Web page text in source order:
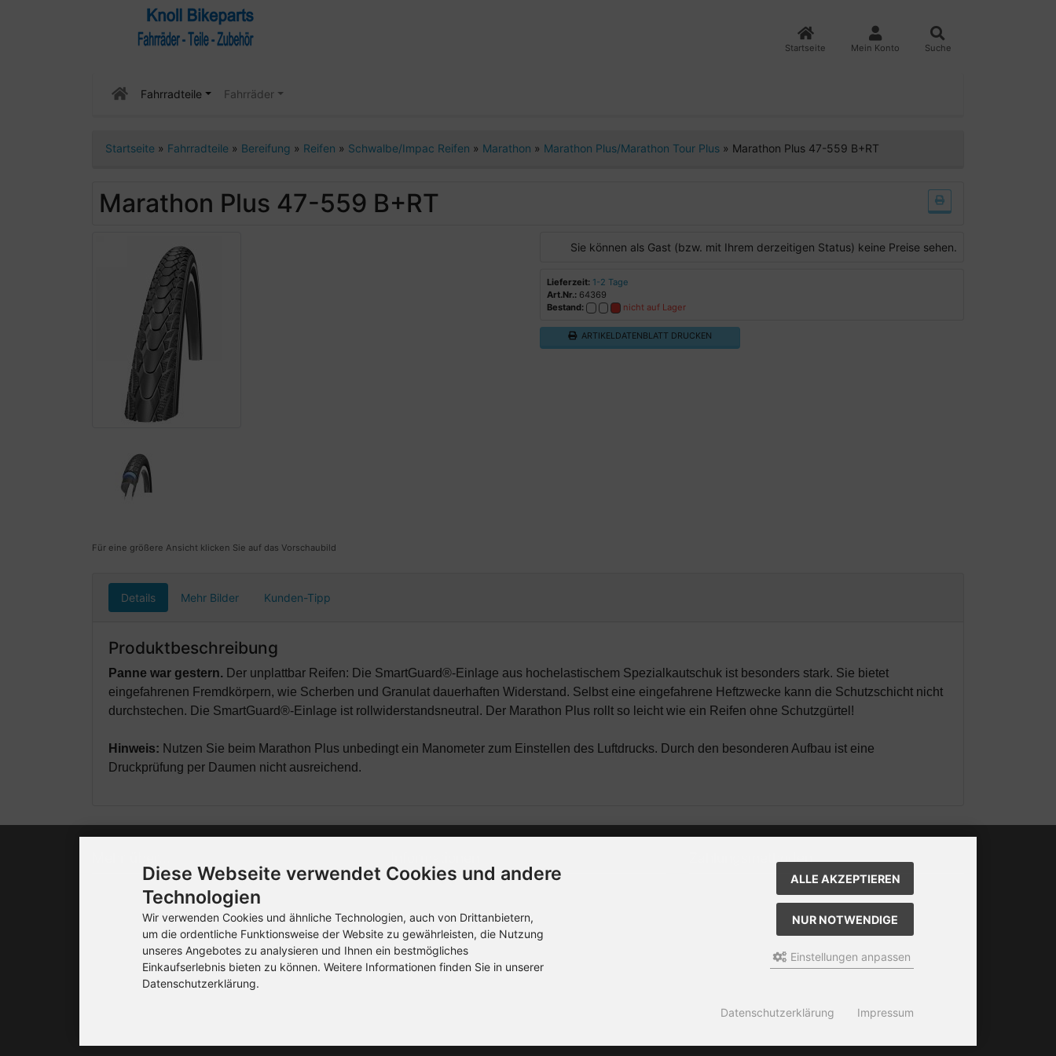
Startseite Mein Konto Suche
Fahrradteile Fahrräder
Startseite » Fahrradteile » Bereifung » Reifen » Schwalbe/Impac Reifen » Marathon » Marathon Plus/Marathon Tour Plus » Marathon Plus 47-559 B+RT
Marathon Plus 47-559 B+RT
Für eine größere Ansicht klicken Sie auf das Vorschaubild
Sie können als Gast (bzw. mit Ihrem derzeitigen Status) keine Preise sehen.
Lieferzeit: 1-2 Tage
Art.Nr.: 64369
Bestand:
nicht auf Lager
ARTIKELDATENBLATT DRUCKEN
Details Mehr Bilder Kunden-Tipp
Produktbeschreibung
Panne war gestern. Der unplattbar Reifen: Die SmartGuard®-Einlage aus hochelastischem Spezialkautschuk ist besonders stark. Sie bietet
eingefahrenen Fremdkörpern, wie Scherben und Granulat dauerhaften Widerstand. Selbst eine eingefahrene Heftzwecke kann die Schutzschicht nicht
durchstechen. Die SmartGuard®-Einlage ist rollwiderstandsneutral. Der Marathon Plus rollt so leicht wie ein Reifen ohne Schutzgürtel!
Hinweis: Nutzen Sie beim Marathon Plus unbedingt ein Manometer zum Einstellen des Luftdrucks. Durch den besonderen Aufbau ist eine
Druckprüfung per Daumen nicht ausreichend.
Liefer- und Versandkosten
Datenschutzerklärung
Unsere AGB's
Impressum
Sitemap
Über uns
Zahlungsmethoden
Die Box kann unter bootstrap4/boxes/box_miscellaneous.html
Datei bootstrap4/lang/german/lang_german.custom.
Diese Webseite verwendet Cookies und andere
Technologien
Wir verwenden Cookies und ähnliche Technologien, auch von Drittanbietern,
um die ordentliche Funktionsweise der Website zu gewährleisten, die Nutzung
unseres Angebotes zu analysieren und Ihnen ein bestmögliches
Einkaufserlebnis bieten zu können. Weitere Informationen finden Sie in unserer
Datenschutzerklärung.
ALLE AKZEPTIEREN
NUR NOTWENDIGE
Einstellungen anpassen
Datenschutzerklärung Impressum